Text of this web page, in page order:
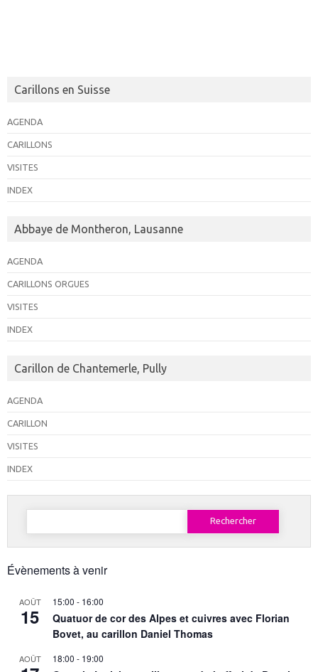
Carillons en Suisse
AGENDA
CARILLONS
VISITES
INDEX
Abbaye de Montheron, Lausanne
AGENDA
CARILLONS ORGUES
VISITES
INDEX
Carillon de Chantemerle, Pully
AGENDA
CARILLON
VISITES
INDEX
Rechercher :
Évènements à venir
AOÛT
15
15:00 - 16:00
Quatuor de cor des Alpes et cuivres avec Florian
Bovet, au carillon Daniel Thomas
AOÛT 18:00 - 19:00